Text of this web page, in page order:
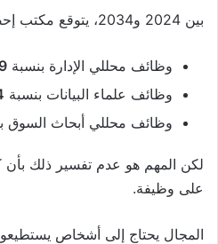
بين 2024 و2034، يتوقع مكتب إحصاءات العمل الأمريكي نمو:
وظائف محللي الإدارة بنسبة 9%
وظائف علماء البيانات بنسبة
وظائف محللي أبحاث السوق
لكن المهم هو عدم تفسير ذلك بأن
على وظيفة.
المجال يحتاج إلى أشخاص